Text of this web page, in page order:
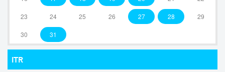
23 24 25 26 27 28 29
30 31
ITR